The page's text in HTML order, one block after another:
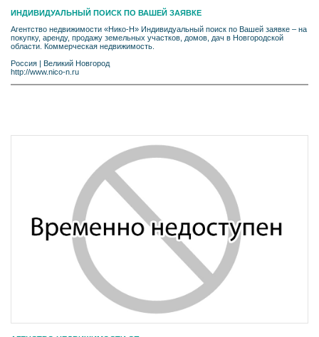
ИНДИВИДУАЛЬНЫЙ ПОИСК ПО ВАШЕЙ ЗАЯВКЕ
Агентство недвижимости «Нико-Н» Индивидуальный поиск по Вашей заявке – на
покупку, аренду, продажу земельных участков, домов, дач в Новгородской
области. Коммерческая недвижимость.
Россия | Великий Новгород
http://www.nico-n.ru